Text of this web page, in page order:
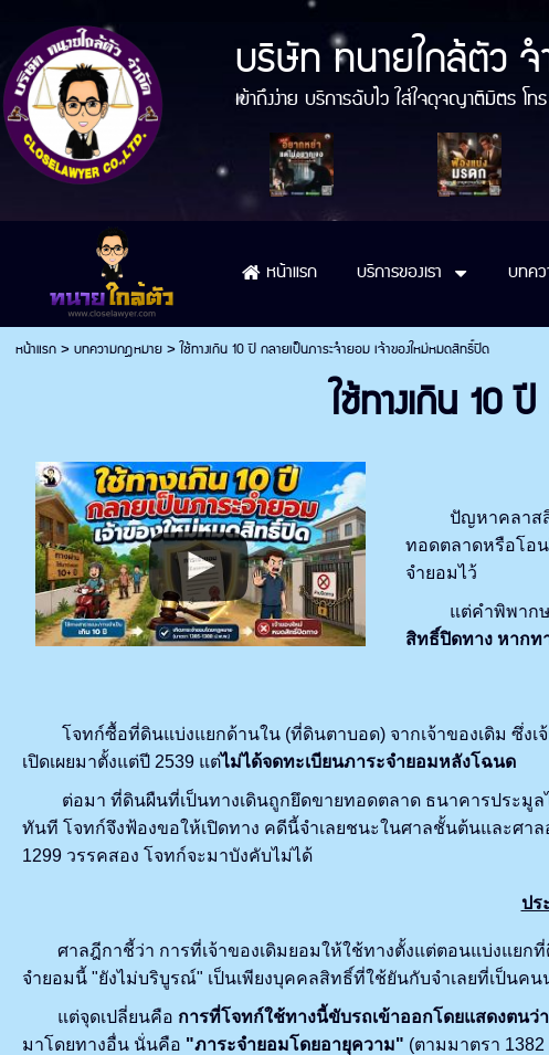
บริษัท ทนายใกล้ตัว
เข้าถึงง่าย บริการฉับไว ใส่ใจดุจญาติมิตร โ
หน้าแรก บริการของเรา บทค
หน้าแรก>บทความกฎหมาย>ใช้ทางเกิน 10 ปี กลายเป็นภาระจำยอม เจ้าของใหม่หมดสิทธิ์ปิด
ใช้ทางเกิน 10
ปัญหาคลาสสิกข
ทอดตลาดหรือโอ
จำยอมไว้
แต่คำพิพากษาฎี
สิทธิ์ปิดทาง หากท
โจทก์ซื้อที่ดินแบ่งแยกด้านใน (ที่ดินตาบอด) จากเจ้าของเดิม ซึ่งเจ้
เปิดเผยมาตั้งแต่ปี 2539 แต่ไม่ได้จดทะเบียนภาระจำยอมหลังโฉนด
ต่อมา ที่ดินผืนที่เป็นทางเดินถูกยึดขายทอดตลาด ธนาคารประมูลได้
ทันที โจทก์จึงฟ้องขอให้เปิดทาง คดีนี้จำเลยชนะในศาลชั้นต้นและศา
1299 วรรคสอง โจทก์จะมาบังคับไม่ได้
ปร
ศาลฎีกาชี้ว่า การที่เจ้าของเดิมยอมให้ใช้ทางตั้งแต่ตอนแบ่งแยกที่
จำยอมนี้ "ยังไม่บริบูรณ์" เป็นเพียงบุคคลสิทธิ์ที่ใช้ยันกับจำเลยที่เป็นคน
แต่จุดเปลี่ยนคือ การที่โจทก์ใช้ทางนี้ขับรถเข้าออกโดยแสดงตนว่
มาโดยทางอื่น นั่นคือ "ภาระจำยอมโดยอายุความ" (ตามมาตรา